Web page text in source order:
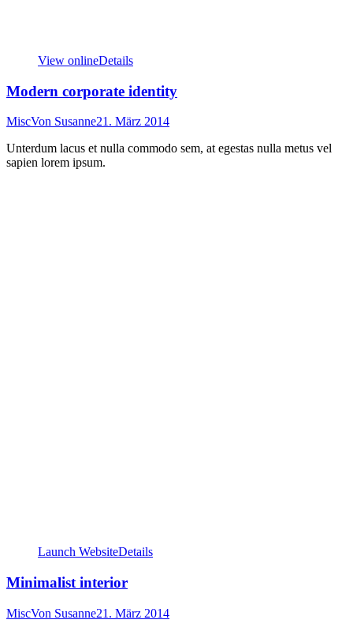
View onlineDetails
Modern corporate identity
MiscVon Susanne21. März 2014
Unterdum lacus et nulla commodo sem, at egestas nulla metus vel
sapien lorem ipsum.
Launch WebsiteDetails
Minimalist interior
MiscVon Susanne21. März 2014